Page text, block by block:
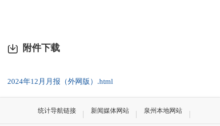
附件下载
2024年12月月报（外网版）.html
统计导航链接 新闻媒体网站 泉州本地网站